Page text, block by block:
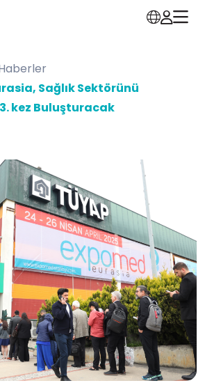
Sağlık Sektörünü
kez Buluşturacak